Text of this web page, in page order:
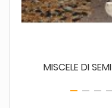
MISCELE DI SEMI